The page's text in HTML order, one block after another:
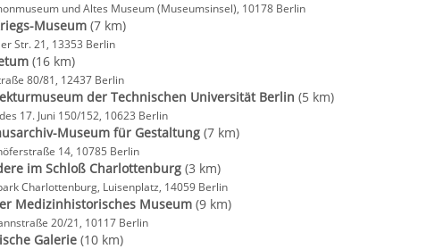
und Altes Museum (Museumsinsel), 10178 Berlin
Museum (7 km)
Str. 21, 13353 Berlin
(16 km)
80/81, 12437 Berlin
der Technischen Universität Berlin (5 km)
17. Juni 150/152, 10623 Berlin
Museum für Gestaltung (7 km)
14, 10785 Berlin
im Schloß Charlottenburg (3 km)
Charlottenburg, Luisenplatz, 14059 Berlin
Medizinhistorisches Museum (9 km)
20/21, 10117 Berlin
Galerie (10 km)